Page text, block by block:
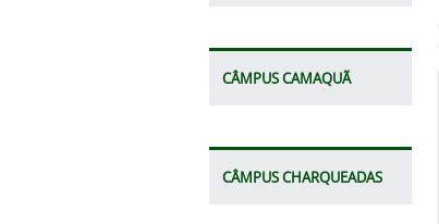
CÂMPUS CAMAQUÃ
CÂMPUS CHARQUEADAS